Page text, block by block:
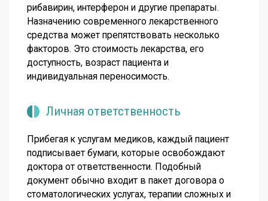
рибавирин, интерферон и другие препараты.
Назначению современного лекарственного
средства может препятствовать несколько
факторов. Это стоимость лекарства, его
доступность, возраст пациента и
индивидуальная переносимость.
Личная ответственность
Прибегая к услугам медиков, каждый пациент
подписывает бумаги, которые освобождают
доктора от ответственности. Подобный
документ обычно входит в пакет договора о
стоматологических услугах, терапии сложных и